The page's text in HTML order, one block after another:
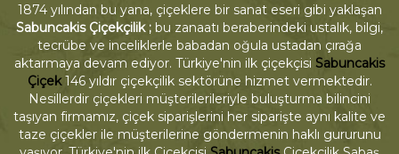
1874 yılından bu yana, çiçeklere bir sanat eseri gibi yaklaşan
Sabuncakis Çiçekçilik ; bu zanaatı beraberindeki ustalık, bilgi,
tecrübe ve inceliklerle babadan oğula ustadan çırağa
aktarmaya devam ediyor. Türkiye'nin ilk çiçekçisi Sabuncakis
Çiçek146 yıldır çiçekçilik sektörüne hizmet vermektedir.
Nesillerdir çiçekleri müşterilerileriyle buluşturma bilincini
taşıyan firmamız, çiçek siparişlerini her siparişte aynı kalite ve
taze çiçekler ile müşterilerine göndermenin haklı gururunu